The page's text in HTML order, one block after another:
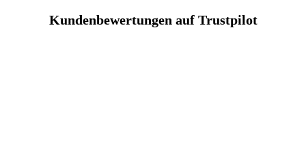
Kundenbewertungen auf Trustpilot